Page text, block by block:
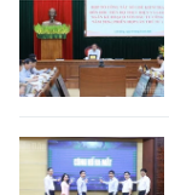
ENGLISH
FRANÇAIS